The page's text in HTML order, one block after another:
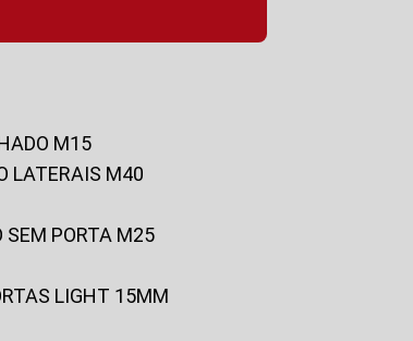
M15
LATERAIS M40
SEM PORTA M25
LIGHT 15MM